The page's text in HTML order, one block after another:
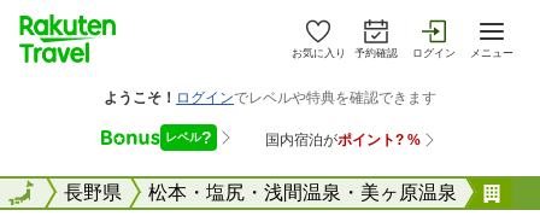
お気に入り 予約確認 ログイン メニュー
全国長野県 松本・塩尻・浅間温泉・美ヶ原温泉
全国